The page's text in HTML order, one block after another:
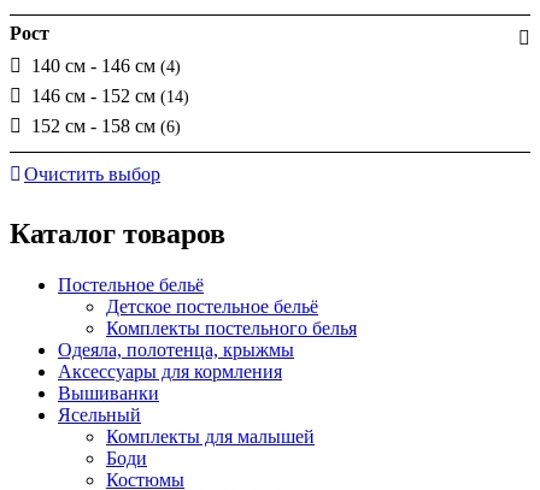
Рост
140 см - 146 см (4)
146 см - 152 см (14)
152 см - 158 см (6)
Очистить выбор
Каталог товаров
Постельное бельё
Детское постельное бельё
Комплекты постельного белья
Одеяла, полотенца, крыжмы
Аксессуары для кормления
Вышиванки
Ясельный
Комплекты для малышей
Боди
Костюмы